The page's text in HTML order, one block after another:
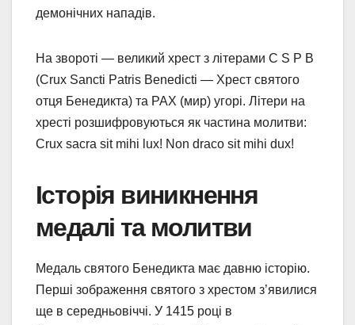
демонічних нападів.
На звороті — великий хрест з літерами C S P B
(Crux Sancti Patris Benedicti — Хрест святого
отця Бенедикта) та PAX (мир) угорі. Літери на
хресті розшифровуються як частина молитви:
Crux sacra sit mihi lux! Non draco sit mihi dux!
Історія виникнення
медалі та молитви
Медаль святого Бенедикта має давню історію.
Перші зображення святого з хрестом з’явилися
ще в середньовіччі. У 1415 році в